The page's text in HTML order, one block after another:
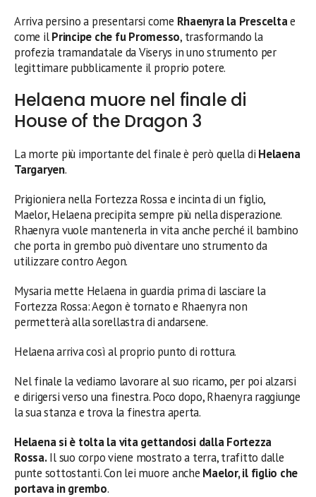
Arriva persino a presentarsi come Rhaenyra la Presceltae
come ilPrincipe che fu Promesso, trasformando la
profezia tramandatale da Viserys in uno strumento per
legittimare pubblicamente il proprio potere.
Helaena muore nel finale di
House of the Dragon 3
La morte più importante del finale è però quella di Helaena
Targaryen.
Prigioniera nella Fortezza Rossa e incinta di un figlio,
Maelor, Helaena precipita sempre più nella disperazione.
Rhaenyra vuole mantenerla in vita anche perché il bambino
che porta in grembo può diventare uno strumento da
utilizzare contro Aegon.
Mysaria mette Helaena in guardia prima di lasciare la
Fortezza Rossa: Aegon è tornato e Rhaenyra non
permetterà alla sorellastra di andarsene.
Helaena arriva così al proprio punto di rottura.
Nel finale la vediamo lavorare al suo ricamo, per poi alzarsi
e dirigersi verso una finestra. Poco dopo, Rhaenyra raggiunge
la sua stanza e trova la finestra aperta.
Helaena si è tolta la vita gettandosi dalla Fortezza
Rossa.Il suo corpo viene mostrato a terra, trafitto dalle
punte sottostanti. Con lei muore anche Maelor, il figlio che
portava in grembo.